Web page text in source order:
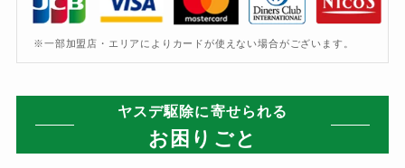
※一部加盟店・エリアによりカードが使えない場合がございます。
ヤスデ駆除に寄せられる
お困りごと